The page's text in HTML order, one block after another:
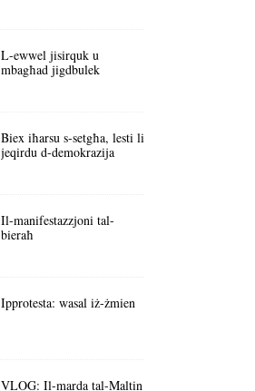
L-ewwel jisirquk u
mbagħad jigdbulek
Biex iħarsu s-setgħa, lesti li
jeqirdu d-demokrazija
Il-manifestazzjoni tal-
bieraħ
Ipprotesta: wasal iż-żmien
VLOG: Il-marda tal-Maltin